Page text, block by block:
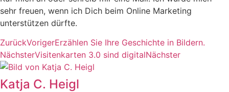
sehr freuen, wenn ich Dich beim Online Marketing
unterstützen dürfte.
ZurückVorigerErzählen Sie Ihre Geschichte in Bildern.
NächsterVisitenkarten 3.0 sind digitalNächster
Katja C. Heigl